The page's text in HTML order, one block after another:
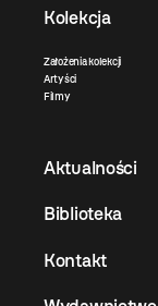
Kolekcja
Założenia kolekcji
Artyści
Filmy
Aktualności
Biblioteka
Kontakt